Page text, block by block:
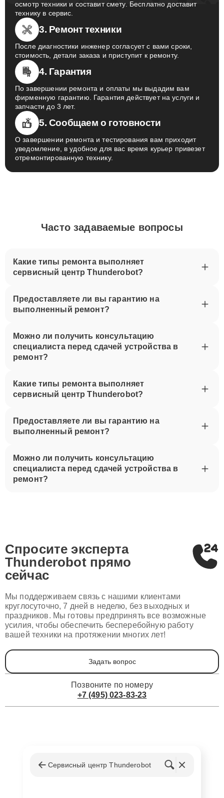
осмотр техники и составит смету. Бесплатно доставит
технику в сервис.
3. Ремонт техники
После диагностики инженер согласует с вами сроки,
стоимость, детали заказа и приступит к ремонту.
4. Гарантия
По завершении ремонта и оплаты мы выдадим вам
фирменную гарантию. Гарантия действует на услуги и
запчасти до 3 лет.
5. Сообщаем о готовности
О завершении ремонта и тестирования вам приходит
уведомление, в удобное для вас время курьер привезет
отремонтированную технику.
Часто задаваемые вопросы
Какие типы ремонта выполняет
сервисный центр Thunderobot?
Предоставляете ли вы гарантию на
выполненный ремонт?
Можно ли получить консультацию
специалиста перед сдачей устройства в
ремонт?
Какие типы ремонта выполняет
сервисный центр Thunderobot?
Предоставляете ли вы гарантию на
выполненный ремонт?
Можно ли получить консультацию
специалиста перед сдачей устройства в
ремонт?
Спросите эксперта
Thunderobot прямо
сейчас
Мы поддерживаем связь с нашими клиентами
круглосуточно, 7 дней в неделю, без выходных и
праздников. Мы готовы предпринять все возможные
усилия, чтобы обеспечить бесперебойную работу
вашей техники на протяжении многих лет!
Задать вопрос
Позвоните по номеру
+7 (495) 023-83-23
Сервисный центр Thunderobot